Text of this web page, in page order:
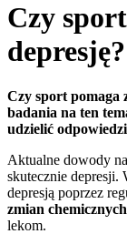
Czy
depresję?
Czy sport pomaga
badania na ten
udzielić
Aktualne dowody
skutecznie depresji.
depresją poprzez
zmian
lekom.